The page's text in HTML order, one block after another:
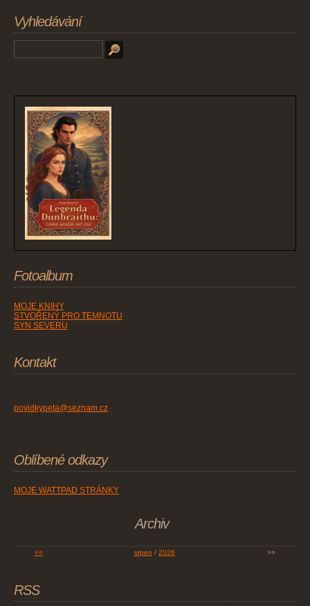
Vyhledávání
Fotoalbum
MOJE KNIHY
STVOŘENÝ PRO TEMNOTU
SYN SEVERU
Kontakt
povidkypeta@seznam.cz
Oblíbené odkazy
MOJE WATTPAD STRÁNKY
Archiv
<< srpen / 2026 >>
RSS